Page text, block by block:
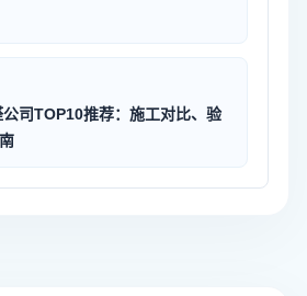
司TOP10推荐：施工对比、验